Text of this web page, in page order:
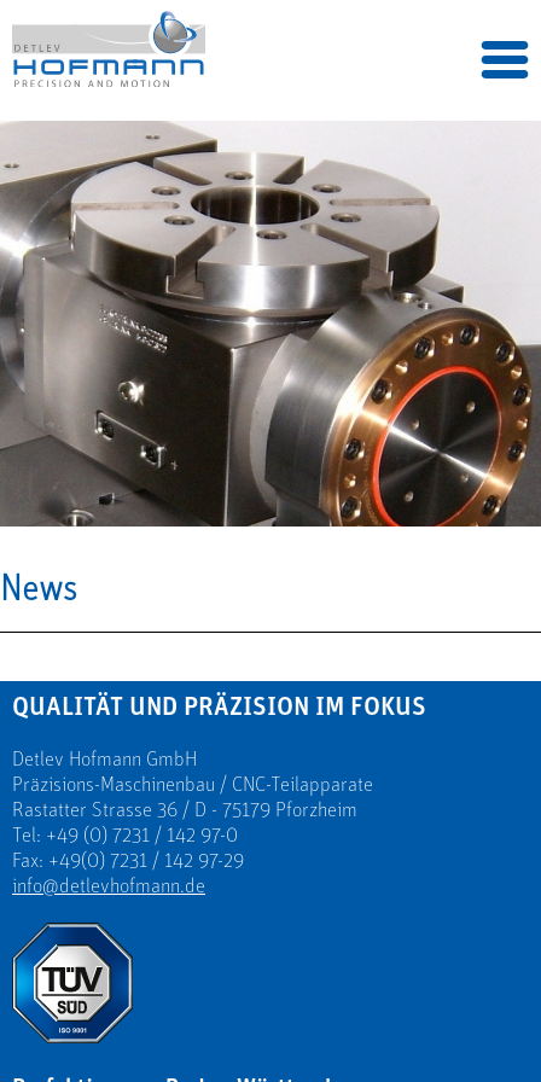
News
QUALITÄT UND PRÄZISION IM FOKUS
Detlev Hofmann GmbH
Präzisions-Maschinenbau / CNC-Teilapparate
Rastatter Strasse 36 / D - 75179 Pforzheim
Tel: +49 (0) 7231 / 142 97-0
Fax: +49(0) 7231 / 142 97-29
info@detlevhofmann.de